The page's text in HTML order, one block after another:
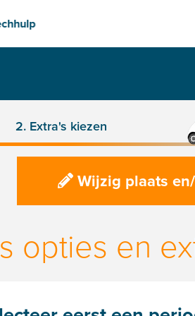
Transparante prijzen
2. Extra's kiezen
Wijzig plaats
opties en